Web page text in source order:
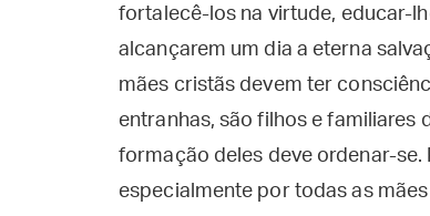
fortalecê-los na virtude, educar-
alcançarem um dia a eterna
mães cristãs devem ter
entranhas, são filhos e familiares
formação deles deve ordenar-se.
especialmente por todas as